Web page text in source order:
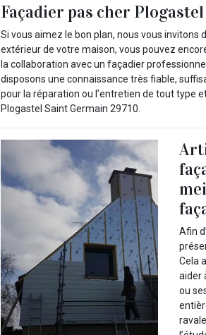
Façadier pas cher
Si vous aimez le bon plan, nous vous
extérieur de votre maison, vous pouvez
la collaboration avec un façadier
disposons une connaissance très fiable,
pour la réparation ou l’entretien de tout type
Plogastel Saint Germain 29710.
Afin
Cela
aider
ou